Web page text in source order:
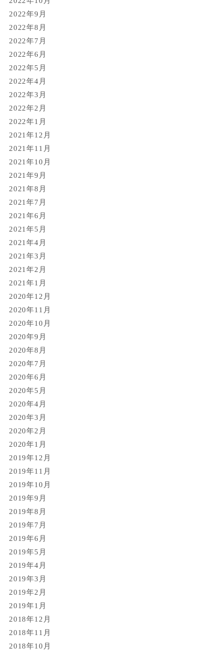
2022年9月
2022年8月
2022年7月
2022年6月
2022年5月
2022年4月
2022年3月
2022年2月
2022年1月
2021年12月
2021年11月
2021年10月
2021年9月
2021年8月
2021年7月
2021年6月
2021年5月
2021年4月
2021年3月
2021年2月
2021年1月
2020年12月
2020年11月
2020年10月
2020年9月
2020年8月
2020年7月
2020年6月
2020年5月
2020年4月
2020年3月
2020年2月
2020年1月
2019年12月
2019年11月
2019年10月
2019年9月
2019年8月
2019年7月
2019年6月
2019年5月
2019年4月
2019年3月
2019年2月
2019年1月
2018年12月
2018年11月
2018年10月